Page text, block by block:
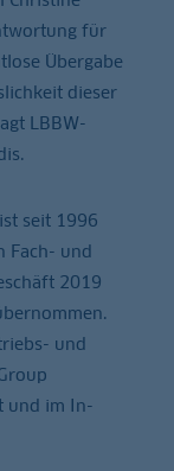
für
Übergabe
dieser
LBBW-
seit 1996
Fach- und
2019
und
und im In-